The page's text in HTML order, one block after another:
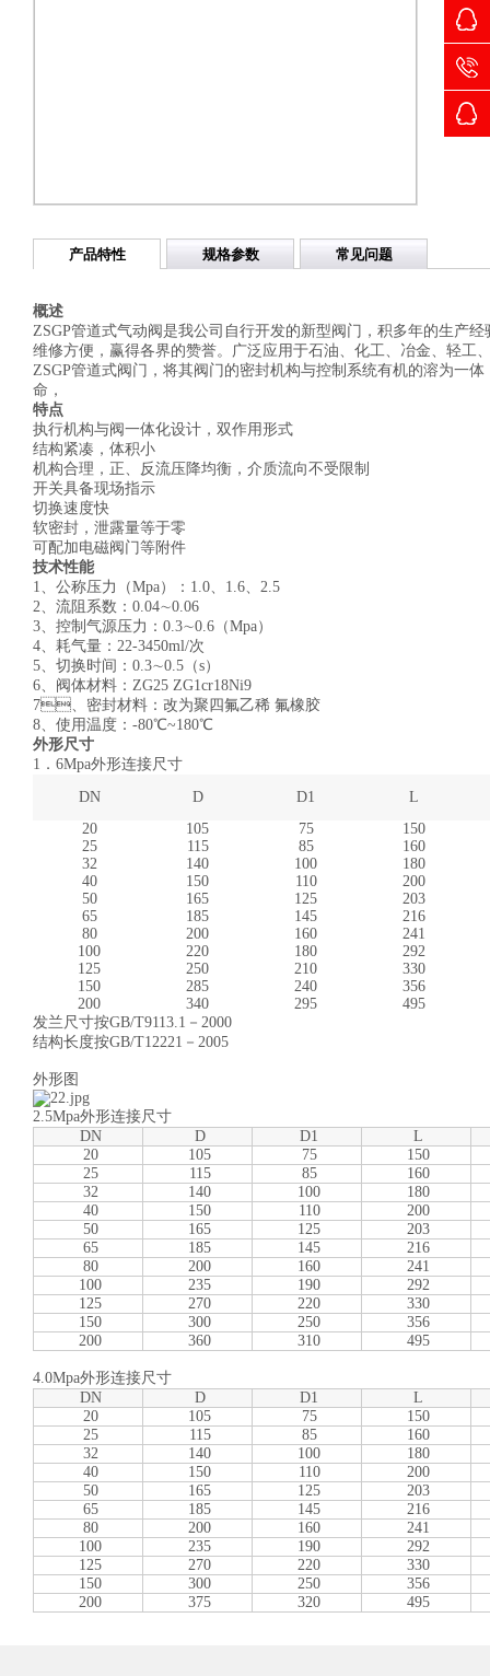
产品特性 规格参数 常见问题
概述
ZSGP管道式气动阀是我公司自行开发的新型阀门，积多年的生产经验，以
维修方便，赢得各界的赞誉。广泛应用于石油、化工、冶金、轻
ZSGP管道式阀门，将其阀门的密封机构与控制系统有机的溶为一体
命，
特点
执行机构与阀一体化设计，双作用形式
结构紧凑，体积小
机构合理，正、反流压降均衡，介质流向不受限制
开关具备现场指示
切换速度快
软密封，泄露量等于零
可配加电磁阀门等附件
技术性能
1、公称压力（Mpa）：1.0、1.6、2.5
2、流阻系数：0.04∼0.06
3、控制气源压力：0.3∼0.6（Mpa）
4、耗气量：22-3450ml/次
5、切换时间：0.3∼0.5（s）
6、阀体材料：ZG25 ZG1cr18Ni9
7、密封材料：改为聚四氟乙稀 氟橡胶
8、使用温度：-80℃~180℃
外形尺寸
1．6Mpa外形连接尺寸
DN
D D1
L
20
105 75
150
25
115 85
160
32
140 100
180
40
150 110
200
50
165 125
203
65
185 145
216
80
200 160
241
100
220 180
292
125
250 210
330
150
285 240
356
200
340 295
495
发兰尺寸按GB/T9113.1－2000
结构长度按GB/T12221－2005
外形图
2.5Mpa外形连接尺寸
DN
D D1
L
20
105 75
150
25
115 85
160
32
140 100
180
40
150 110
200
50
165 125
203
65
185 145
216
80
200 160
241
100
235 190
292
125
270 220
330
150
300 250
356
200
360 310 495
4.0Mpa外形连接尺寸
DN
D D1
L
20
105 75
150
25
115 85
160
32
140 100
180
40
150 110
200
50
165 125
203
65
185 145
216
80
200 160
241
100
235 190
292
125
270 220
330
150
300 250
356
200
375 320 495